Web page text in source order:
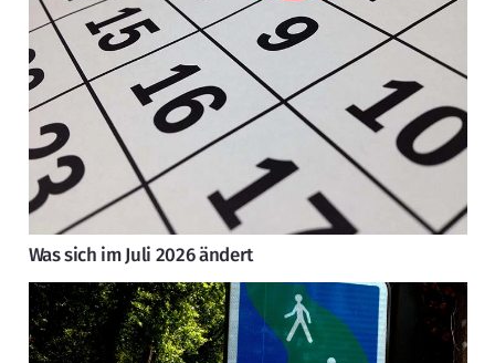
Was sich im Juli 2026 ändert